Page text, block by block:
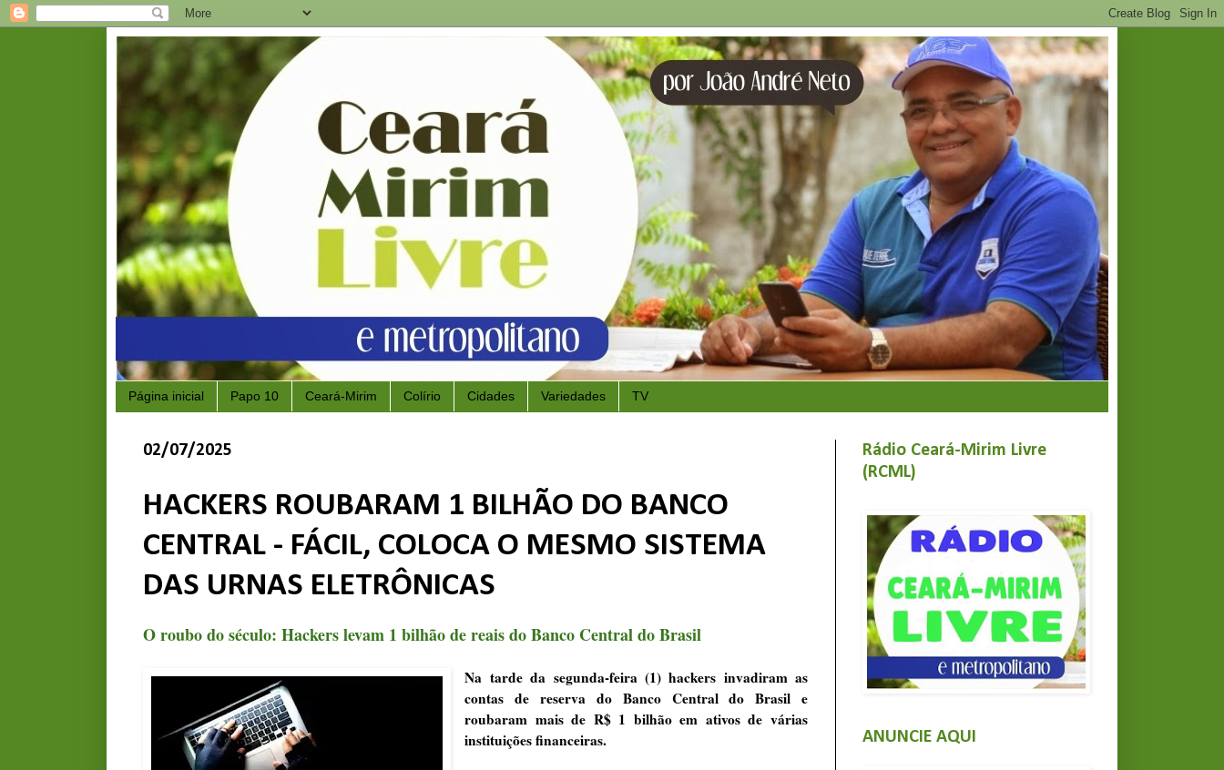
Página inicial Papo 10 Ceará-Mirim Colírio Cidades Variedades TV
02/07/2025
HACKERS ROUBARAM 1 BILHÃO DO BANCO
CENTRAL - FÁCIL, COLOCA O MESMO SISTEMA
DAS URNAS ELETRÔNICAS
O roubo do século: Hackers levam 1 bilhão de reais do Banco Central do Brasil
Na tarde da segunda-feira (1) hackers invadiram as
contas de reserva do Banco Central do Brasil e
roubaram mais de R$ 1 bilhão em ativos de várias
instituições financeiras.
Rádio Ceará-Mirim Livre
(RCML)
ANUNCIE AQUI